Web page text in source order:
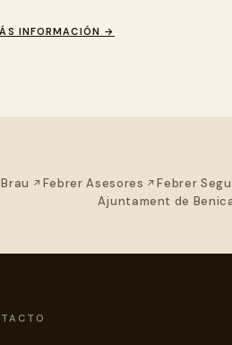
INFORMACIÓN →
(se abre en una nueva pestaña)
Febrer Asesores (se abre en
Febrer
Ajuntament de